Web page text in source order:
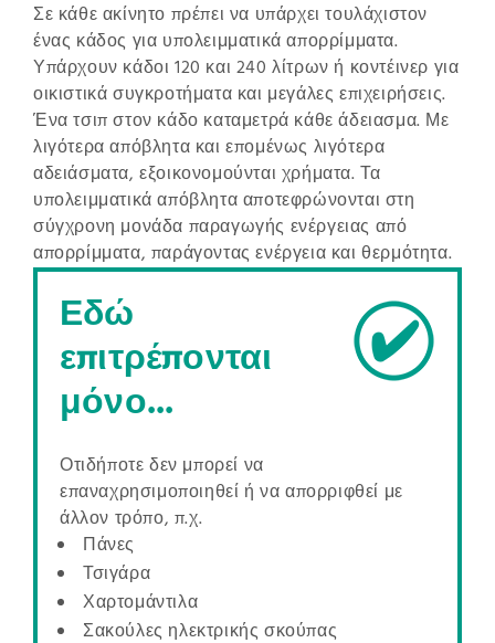
Σε κάθε ακίνητο πρέπει να υπάρχει τουλάχιστον
ένας κάδος για υπολειμματικά απορρίμματα.
Υπάρχουν κάδοι 120 και 240 λίτρων ή κοντέινερ για
οικιστικά συγκροτήματα και μεγάλες επιχειρήσεις.
Ένα τσιπ στον κάδο καταμετρά κάθε άδειασμα. Με
λιγότερα απόβλητα και επομένως λιγότερα
αδειάσματα, εξοικονομούνται χρήματα. Τα
υπολειμματικά απόβλητα αποτεφρώνονται στη
σύγχρονη μονάδα παραγωγής ενέργειας από
απορρίμματα, παράγοντας ενέργεια και θερμότητα.
Εδώ
επιτρέπονται
μόνο...
Οτιδήποτε δεν μπορεί να
επαναχρησιμοποιηθεί ή να απορριφθεί με
άλλον τρόπο, π.χ.
Πάνες
Τσιγάρα
Χαρτομάντιλα
Σακούλες ηλεκτρικής σκούπας